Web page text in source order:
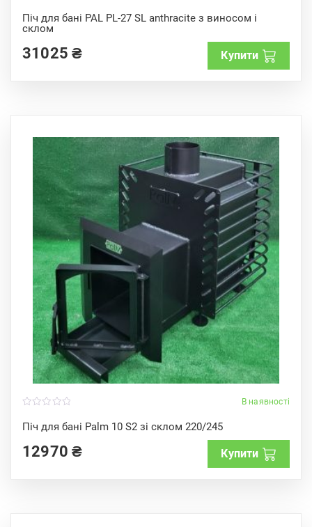
Піч для бані PAL PL-27 SL anthracite з виносом і
склом
o
u
t
f
5
31025₴ Купити
В наявності
Піч для бані Palm 10 S2 зі склом 220/245
o
u
o
12970₴ Купити